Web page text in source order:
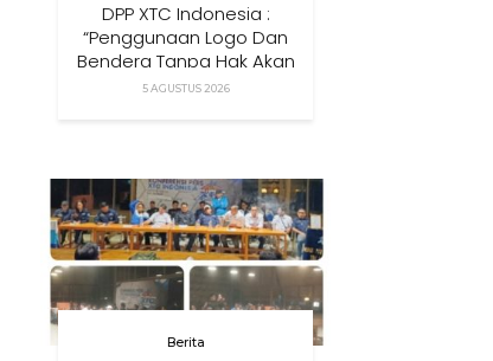
DPP XTC Indonesia :
“Penggunaan Logo Dan
Bendera Tanpa Hak Akan
Ditindak”
5 AGUSTUS 2026
Berita